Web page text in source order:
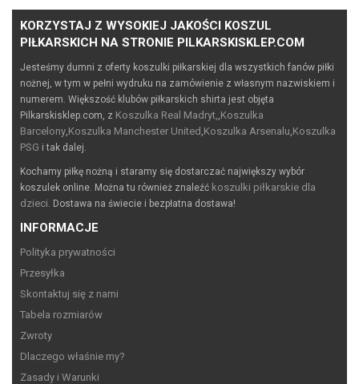
KORZYSTAJ Z WYSOKIEJ JAKOŚCI KOSZUL
PIŁKARSKICH NA STRONIE PILKARSKISKLEP.COM
Jesteśmy dumni z oferty koszulki piłkarskiej dla wszystkich fanów piłki
nożnej, w tym w pełni wydruku na zamówienie z własnym nazwiskiem i
numerem. Większość klubów piłkarskich shirta jest objęta
Pilkarskisklep.com, z Koszulka Real Madryt,,Koszulka
Barcelony,Koszulka Manchester United ,Koszulka Arsenalu,Koszulka
PSG i tak dalej.
Kochamy piłkę nożną i staramy się dostarczać największy wybór
koszulek online. Można tu również znaleźć koszulki piłkarskie dla
dzieci. Dostawa na świecie i bezpłatna dostawa!
INFORMACJE
Polityka prywatności
Przesyłka
Skontaktuj się z nami
Tabela rozmiarów
Zwroty
Dlaczego właśnie my?
Zasady i Warunki